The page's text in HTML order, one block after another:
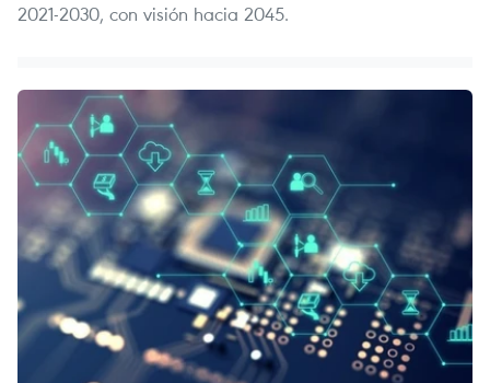
2021-2030, con visión hacia 2045.